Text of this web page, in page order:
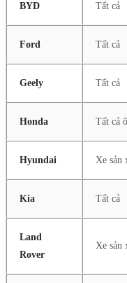
BYD Tất cả
Ford Tất cả
Geely Tất cả
Honda Tất cả
Hyundai Xe sản
Kia Tất cả
Land
Rover
Xe sản